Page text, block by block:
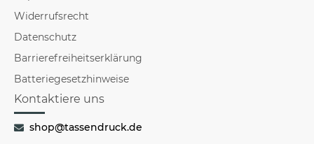
Widerrufsrecht
Datenschutz
Barrierefreiheitserklärung
Batteriegesetzhinweise
Kontaktiere uns
shop@tassendruck.de